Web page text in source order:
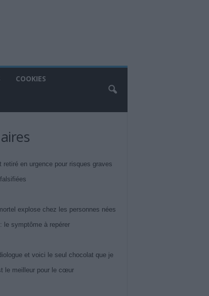
COOKIES
retiré en urgence pour risques graves
explose chez les personnes nées
le symptôme à repérer
et voici le seul chocolat que je
le meilleur pour le cœur